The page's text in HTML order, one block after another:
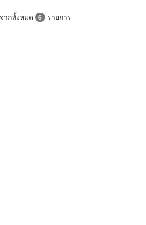
จากทั้งหมด 6 รายการ